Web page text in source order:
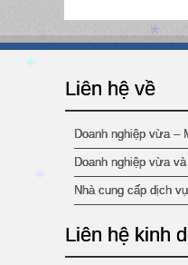
Liên hệ về
Doanh nghiệp vừa –
Doanh nghiệp vừa
Nhà cung cấp dịch
Liên hệ kinh